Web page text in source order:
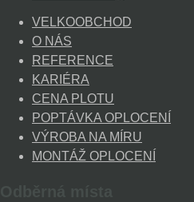
VELKOOBCHOD
O NÁS
REFERENCE
KARIÉRA
CENA PLOTU
POPTÁVKA OPLOCENÍ
VÝROBA NA MÍRU
MONTÁŽ OPLOCENÍ